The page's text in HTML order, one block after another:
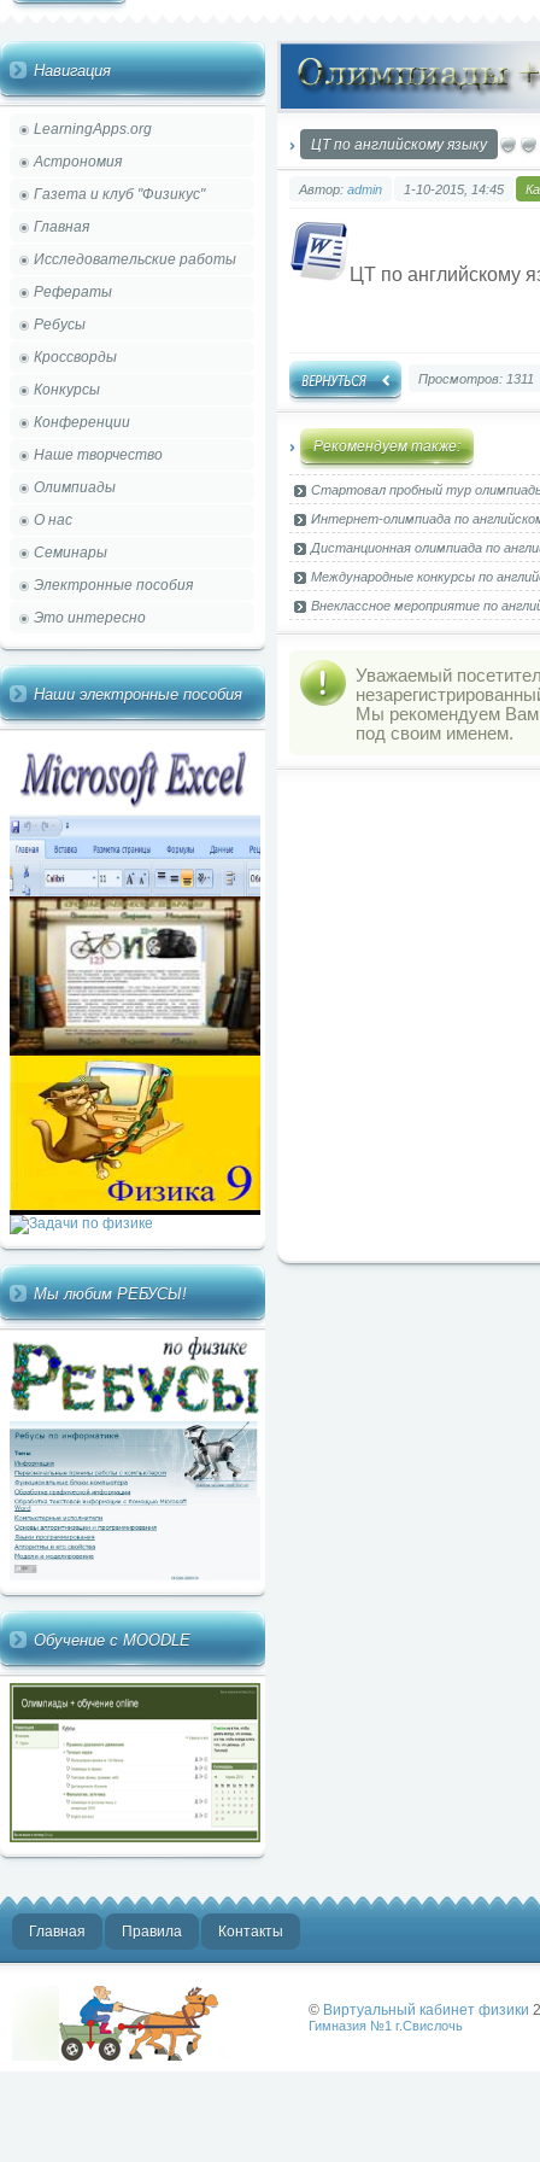
Навигация
LearningApps.org
Астрономия
Газета и клуб "Физикус"
Главная
Исследовательские работы
Рефераты
Ребусы
Кроссворды
Конкурсы
Конференции
Наше творчество
Олимпиады
О нас
Семинары
Электронные пособия
Это интересно
Наши электронные пособия
Мы любим РЕБУСЫ!
Обучение с MOODLE
ЦТ по английскому языку
Автор: admin 1-10-2015, 14:45
ЦТ по английскому
Просмотров: 1311
Рекомендуем также:
Стартовал пробный тур
Интернет-олимпиада по
Дистанционная олимпиада по
Международные конкурсы по
Внеклассное мероприятие по
Уважаемый
Мы рекомендуем
под своим именем.
Главная Правила Контакты
© Виртуальный кабинет физики
Гимназия №1 г.Свислочь